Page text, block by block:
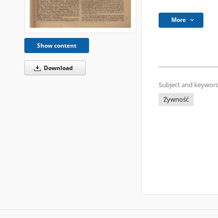
Show content
Download
More
Subject and
Żywność